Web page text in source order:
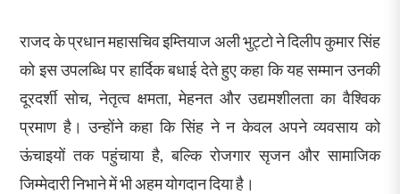
राजद के प्रधान महासचिव इम्तियाज अली भुट्टो ने दिलीप कुमार सिंह
को इस उपलब्धि पर हार्दिक बधाई देते हुए कहा कि यह सम्मान उनकी
दूरदर्शी सोच, नेतृत्व क्षमता, मेहनत और उद्यमशीलता का वैश्विक
प्रमाण है। उन्होंने कहा कि सिंह ने न केवल अपने व्यवसाय को
ऊंचाइयों तक पहुंचाया है, बल्कि रोजगार सृजन और सामाजिक
जिम्मेदारी निभाने में भी अहम योगदान दिया है।